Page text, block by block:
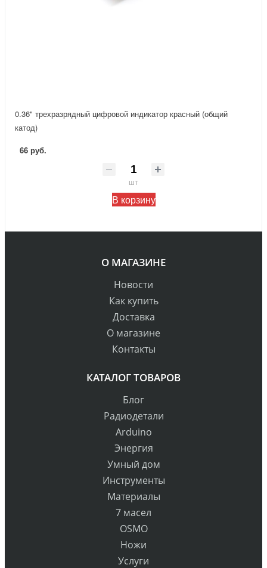
0.36" трехразрядный цифровой индикатор красный (общий
катод)
66 руб.
шт
В корзину
О МАГАЗИНЕ
Новости
Как купить
Доставка
О магазине
Контакты
КАТАЛОГ ТОВАРОВ
Блог
Радиодетали
Arduino
Энергия
Умный дом
Инструменты
Материалы
7 масел
OSMO
Ножи
Услуги